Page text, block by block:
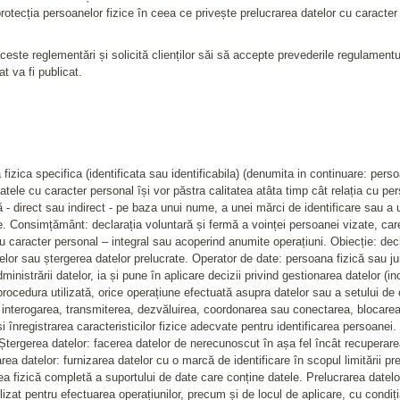
persoanelor fizice în ceea ce privește prelucrarea datelor cu
reglementări și solicită clienților săi să accepte prevederile
va fi publicat.
specifica (identificata sau identificabila) (denumita in continuare:
cu caracter personal își vor păstra calitatea atâta timp cât relația cu
direct sau indirect - pe baza unui nume, a unei mărci de identificare sau
declarația voluntară și fermă a voinței persoanei vizate,
personal – integral sau acoperind anumite operațiuni. Obiecție:
sau ștergerea datelor prelucrate. Operator de date: persoana fizică sau
datelor, ia și pune în aplicare decizii privind gestionarea datelor
utilizată, orice operațiune efectuată asupra datelor sau a setului
transmiterea, dezvăluirea, coordonarea sau conectarea,
caracteristicilor fizice adecvate pentru identificarea
datelor: facerea datelor de nerecunoscut în așa fel încât
datelor: furnizarea datelor cu o marcă de identificare în scopul limitării
fizică completă a suportului de date care conține datele. Prelucrarea
pentru efectuarea operațiunilor, precum și de locul de aplicare, cu